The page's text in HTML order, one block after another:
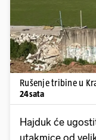
Rušenje tribine u
24sata
Hajduk će
utakmice od